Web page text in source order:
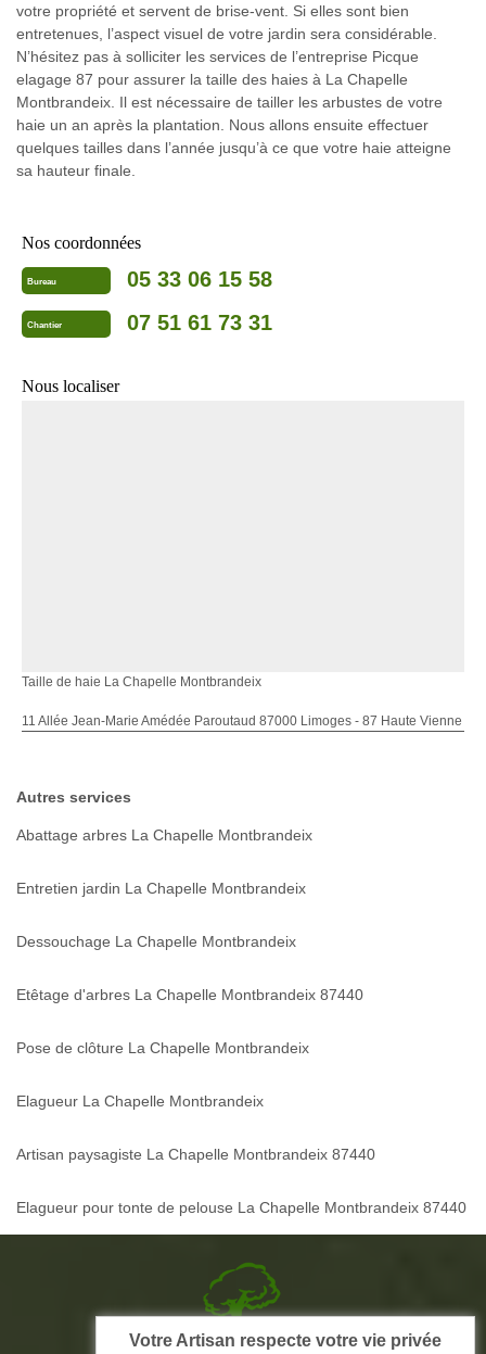
votre propriété et servent de brise-vent. Si elles sont bien
entretenues, l’aspect visuel de votre jardin sera considérable.
N’hésitez pas à solliciter les services de l’entreprise Picque
elagage 87 pour assurer la taille des haies à La Chapelle
Montbrandeix. Il est nécessaire de tailler les arbustes de votre
haie un an après la plantation. Nous allons ensuite effectuer
quelques tailles dans l’année jusqu’à ce que votre haie atteigne
sa hauteur finale.
Nos coordonnées
Bureau 05 33 06 15 58
Chantier 07 51 61 73 31
Nous localiser
Taille de haie La Chapelle Montbrandeix
11 Allée Jean-Marie Amédée Paroutaud 87000 Limoges - 87 Haute Vienne
Autres services
Abattage arbres La Chapelle Montbrandeix
Entretien jardin La Chapelle Montbrandeix
Dessouchage La Chapelle Montbrandeix
Etêtage d'arbres La Chapelle Montbrandeix 87440
Pose de clôture La Chapelle Montbrandeix
Elagueur La Chapelle Montbrandeix
Artisan paysagiste La Chapelle Montbrandeix 87440
Elagueur pour tonte de pelouse La Chapelle Montbrandeix 87440
Votre Artisan respecte votre vie privée